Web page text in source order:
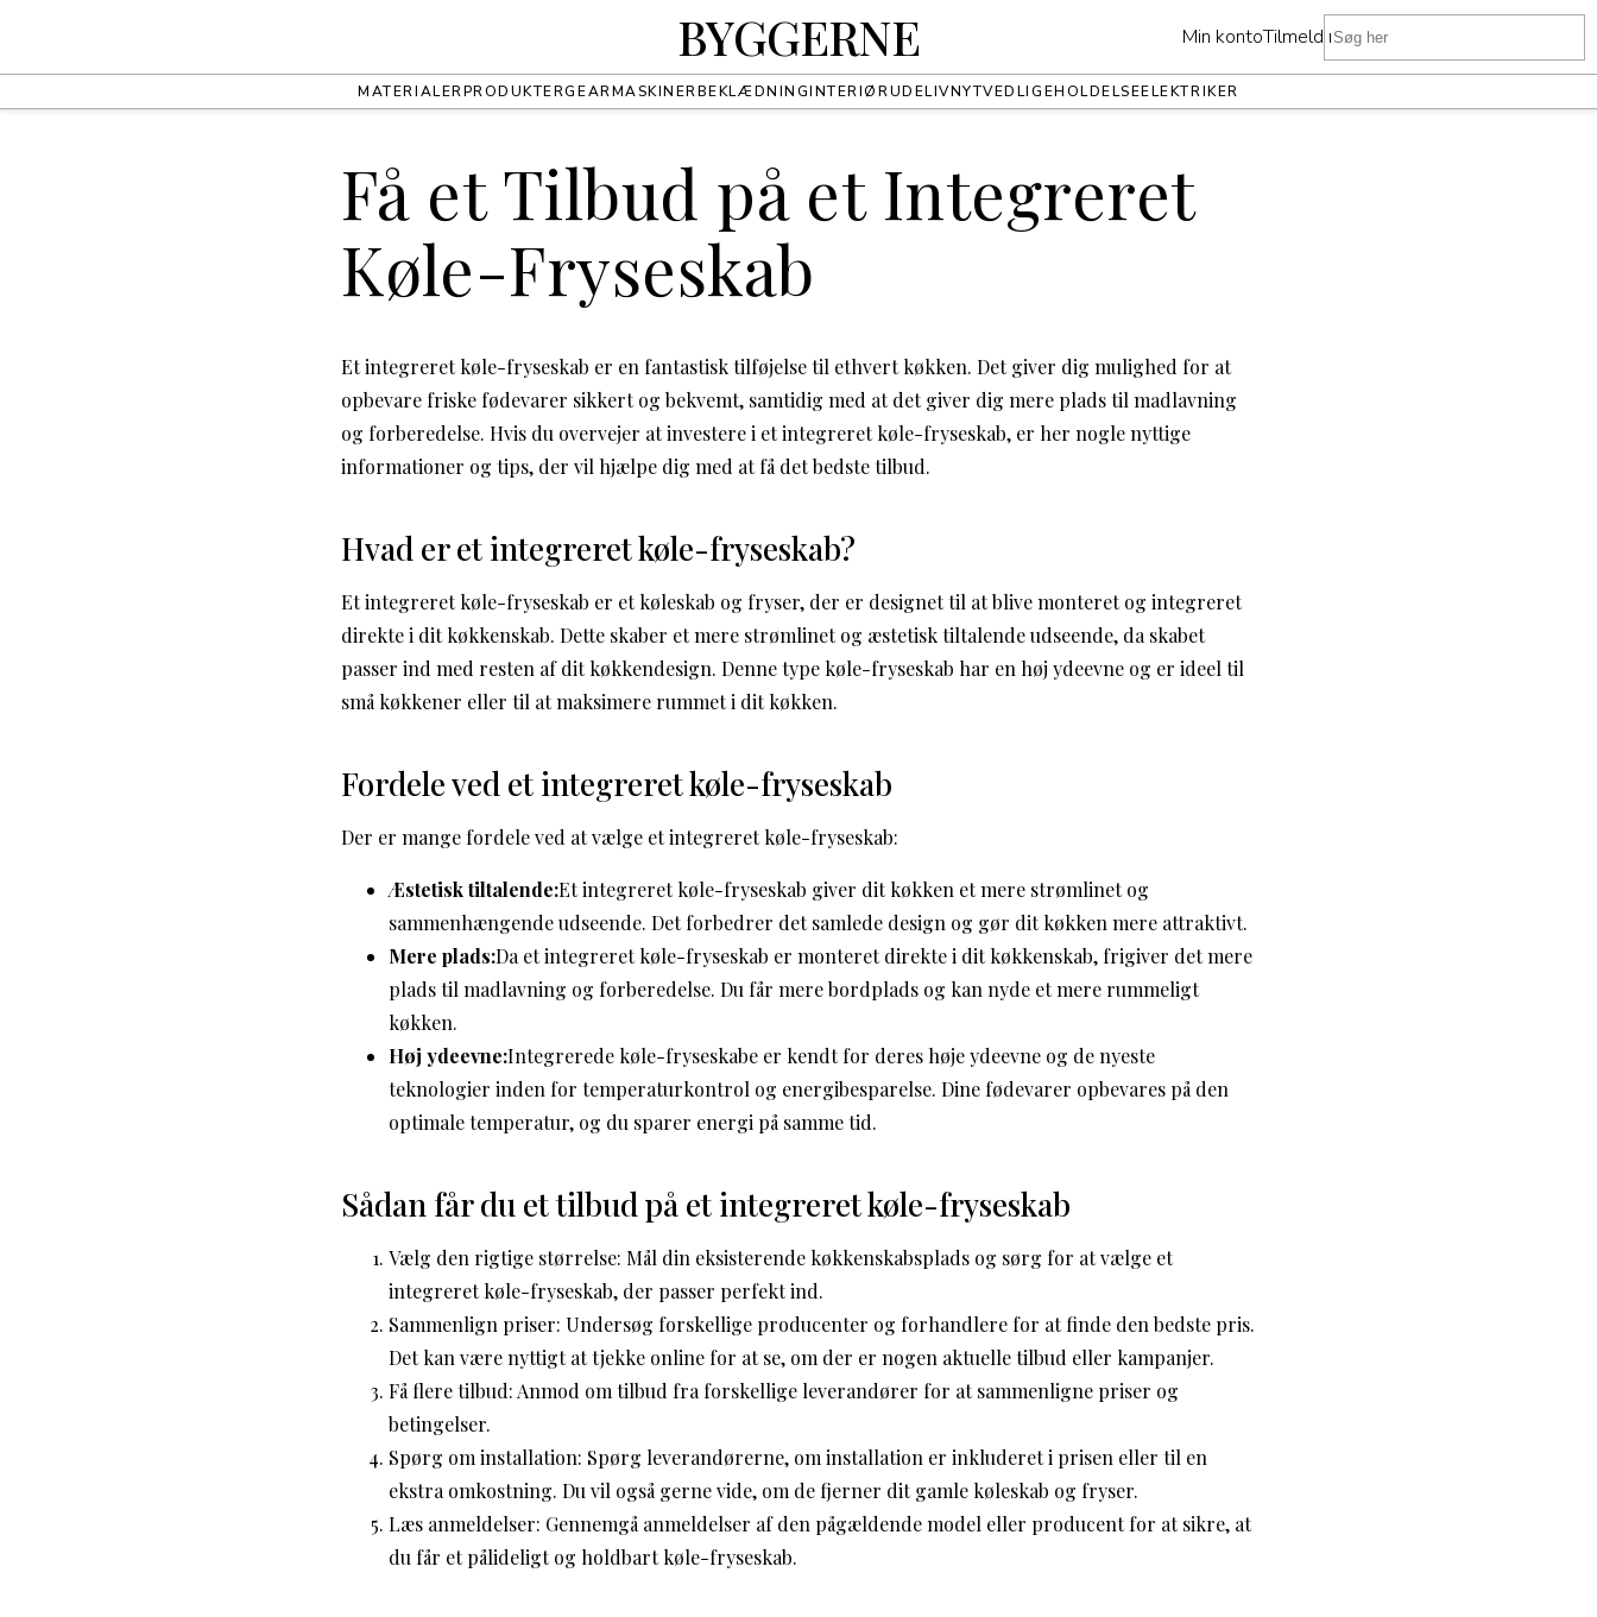
BYGGERNE Min kontoTilmeld nu
MATERIALERPRODUKTERGEARMASKINERBEKLÆDNINGINTERIØRUDELIVNYTVEDLIGEHOLDELSEELEKTRIKER
Få et Tilbud på et Integreret
Køle-Fryseskab
Et integreret køle-fryseskab er en fantastisk tilføjelse til ethvert køkken. Det giver dig mulighed for at
opbevare friske fødevarer sikkert og bekvemt, samtidig med at det giver dig mere plads til madlavning
og forberedelse. Hvis du overvejer at investere i et integreret køle-fryseskab, er her nogle nyttige
informationer og tips, der vil hjælpe dig med at få det bedste tilbud.
Hvad er et integreret køle-fryseskab?
Et integreret køle-fryseskab er et køleskab og fryser, der er designet til at blive monteret og integreret
direkte i dit køkkenskab. Dette skaber et mere strømlinet og æstetisk tiltalende udseende, da skabet
passer ind med resten af dit køkkendesign. Denne type køle-fryseskab har en høj ydeevne og er ideel til
små køkkener eller til at maksimere rummet i dit køkken.
Fordele ved et integreret køle-fryseskab
Der er mange fordele ved at vælge et integreret køle-fryseskab:
Æstetisk tiltalende:Et integreret køle-fryseskab giver dit køkken et mere strømlinet og
sammenhængende udseende. Det forbedrer det samlede design og gør dit køkken mere attraktivt.
Mere plads:Da et integreret køle-fryseskab er monteret direkte i dit køkkenskab, frigiver det mere
plads til madlavning og forberedelse. Du får mere bordplads og kan nyde et mere rummeligt
køkken.
Høj ydeevne:Integrerede køle-fryseskabe er kendt for deres høje ydeevne og de nyeste
teknologier inden for temperaturkontrol og energibesparelse. Dine fødevarer opbevares på den
optimale temperatur, og du sparer energi på samme tid.
Sådan får du et tilbud på et integreret køle-fryseskab
Vælg den rigtige størrelse: Mål din eksisterende køkkenskabsplads og sørg for at vælge et
integreret køle-fryseskab, der passer perfekt ind.
Sammenlign priser: Undersøg forskellige producenter og forhandlere for at finde den bedste pris.
Det kan være nyttigt at tjekke online for at se, om der er nogen aktuelle tilbud eller kampanjer.
Få flere tilbud: Anmod om tilbud fra forskellige leverandører for at sammenligne priser og
betingelser.
Spørg om installation: Spørg leverandørerne, om installation er inkluderet i prisen eller til en
ekstra omkostning. Du vil også gerne vide, om de fjerner dit gamle køleskab og fryser.
Læs anmeldelser: Gennemgå anmeldelser af den pågældende model eller producent for at sikre, at
du får et pålideligt og holdbart køle-fryseskab.